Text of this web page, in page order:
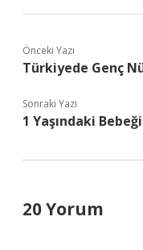
Önceki Yazı
Türkiyede Genç
Sonraki Yazı
1 Yaşındaki
20 Yorum